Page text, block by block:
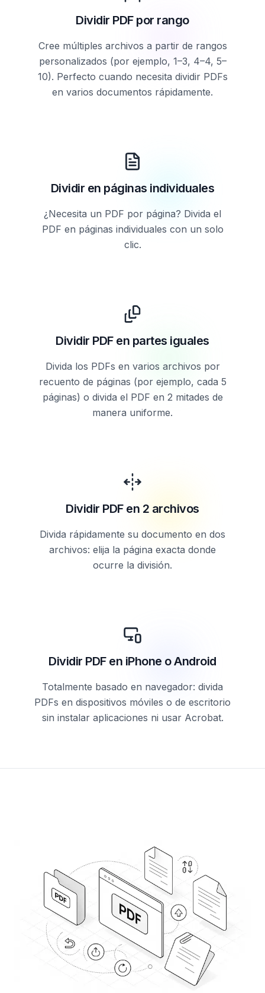
Dividir PDF por rango
Cree múltiples archivos a partir de rangos
personalizados (por ejemplo, 1–3, 4–4, 5–
10). Perfecto cuando necesita dividir PDFs
en varios documentos rápidamente.
Dividir en páginas individuales
¿Necesita un PDF por página? Divida el
PDF en páginas individuales con un solo
clic.
Dividir PDF en partes iguales
Divida los PDFs en varios archivos por
recuento de páginas (por ejemplo, cada 5
páginas) o divida el PDF en 2 mitades de
manera uniforme.
Dividir PDF en 2 archivos
Divida rápidamente su documento en dos
archivos: elija la página exacta donde
ocurre la división.
Dividir PDF en iPhone o Android
Totalmente basado en navegador: divida
PDFs en dispositivos móviles o de escritorio
sin instalar aplicaciones ni usar Acrobat.